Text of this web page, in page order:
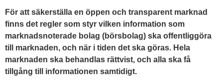
För att säkerställa en öppen och transparent marknad
finns det regler som styr vilken information som
marknadsnoterade bolag (börsbolag) ska offentliggöra
till marknaden, och när i tiden det ska göras. Hela
marknaden ska behandlas rättvist, och alla ska få
tillgång till informationen samtidigt.